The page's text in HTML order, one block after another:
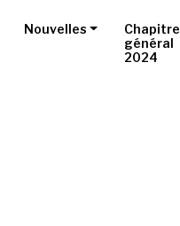
Nouvelles
Chapitre
général
2024